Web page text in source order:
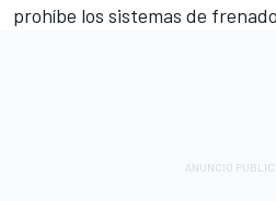
prohíbe los sistemas de